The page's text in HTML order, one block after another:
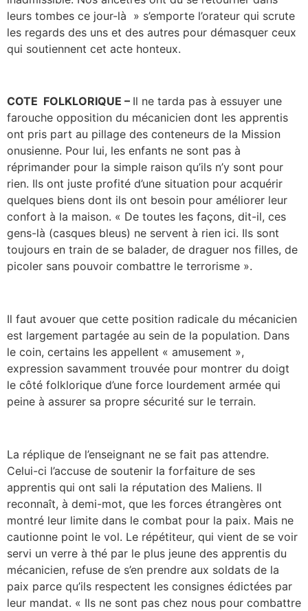
leurs tombes ce jour-là » s’emporte l’orateur qui scrute
les regards des uns et des autres pour démasquer ceux
qui soutiennent cet acte honteux.
COTE FOLKLORIQUE – Il ne tarda pas à essuyer une
farouche opposition du mécanicien dont les apprentis
ont pris part au pillage des conteneurs de la Mission
onusienne. Pour lui, les enfants ne sont pas à
réprimander pour la simple raison qu’ils n’y sont pour
rien. Ils ont juste profité d’une situation pour acquérir
quelques biens dont ils ont besoin pour améliorer leur
confort à la maison. « De toutes les façons, dit-il, ces
gens-là (casques bleus) ne servent à rien ici. Ils sont
toujours en train de se balader, de draguer nos filles, de
picoler sans pouvoir combattre le terrorisme ».
Il faut avouer que cette position radicale du mécanicien
est largement partagée au sein de la population. Dans
le coin, certains les appellent « amusement »,
expression savamment trouvée pour montrer du doigt
le côté folklorique d’une force lourdement armée qui
peine à assurer sa propre sécurité sur le terrain.
La réplique de l’enseignant ne se fait pas attendre.
Celui-ci l’accuse de soutenir la forfaiture de ses
apprentis qui ont sali la réputation des Maliens. Il
reconnaît, à demi-mot, que les forces étrangères ont
montré leur limite dans le combat pour la paix. Mais ne
cautionne point le vol. Le répétiteur, qui vient de se voir
servi un verre à thé par le plus jeune des apprentis du
mécanicien, refuse de s’en prendre aux soldats de la
paix parce qu’ils respectent les consignes édictées par
leur mandat. « Ils ne sont pas chez nous pour combattre